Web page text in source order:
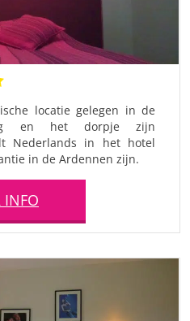
locatie gelegen in de
en het dorpje zijn
Nederlands in het hotel
in de Ardennen zijn.
INFO